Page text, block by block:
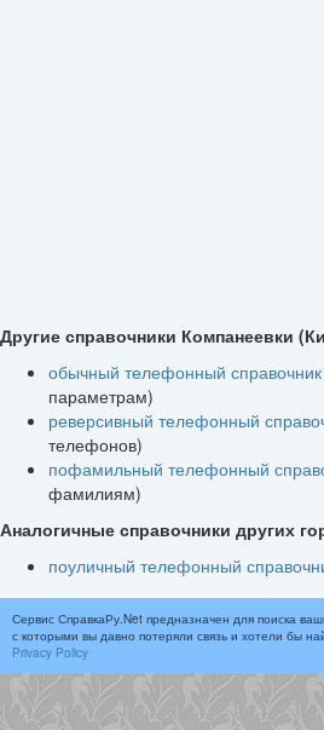
Другие справочники Компанеевки
обычный телефонный
параметрам)
реверсивный телефонный
телефонов)
пофамильный телефонный
фамилиям)
Аналогичные справочники других
поуличный телефонный
Сервис СправкаРу.Net предназначен для поиска
с которыми вы давно потеряли связь и хотели бы
Privacy Policy